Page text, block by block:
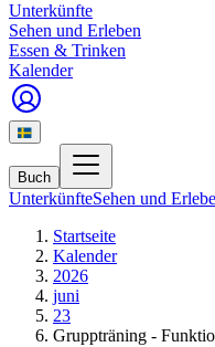
Unterkünfte
Sehen und Erleben
Essen & Trinken
Kalender
Buch
UnterkünfteSehen und
Startseite
Kalender
2026
juni
23
Gruppträning -